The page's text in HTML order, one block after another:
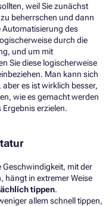
weil Sie zunächst
beherrschen und dann
Automatisierung des
durch die
und um mit
Sie diese logischerweise
Man kann sich
es ist wirklich besser,
wie es gemacht werden
erzielen.
Geschwindigkeit, mit der
hängt in extremer Weise
tippen.
allem schnell tippen,